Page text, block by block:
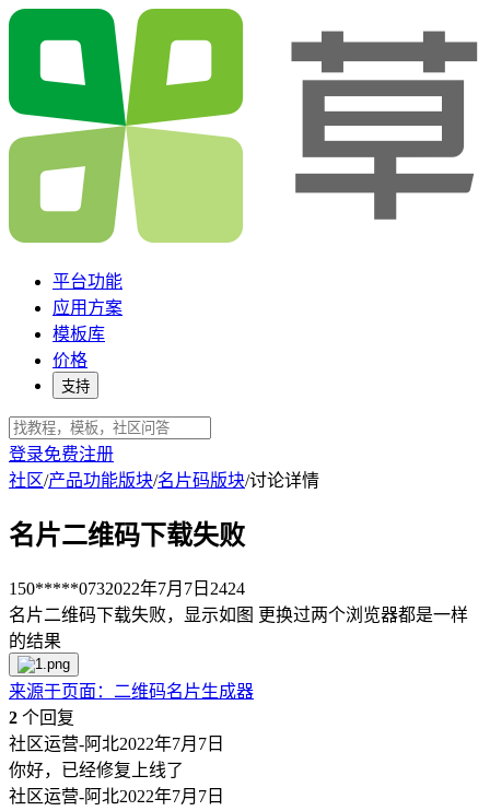
平台功能
应用方案
模板库
价格
支持
登录免费注册
社区/产品功能版块/名片码版块/讨论详情
名片二维码下载失败
150*****0732022年7月7日 2424
名片二维码下载失败，显示如图 更换过两个浏览器都是一样
的结果
来源于页面 ： 二维码名片生成器
2 个回复
社区运营-阿北2022年7月7日
你好，已经修复上线了
社区运营-阿北2022年7月7日